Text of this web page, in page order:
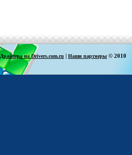
Драйвера на Drivers.com.ru | Наши партнеры © 2010